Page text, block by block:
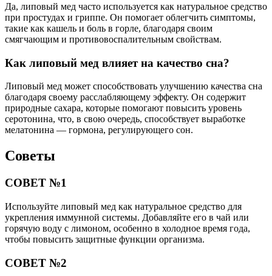
Да, липовый мед часто используется как натуральное средство
при простудах и гриппе. Он помогает облегчить симптомы,
такие как кашель и боль в горле, благодаря своим
смягчающим и противовоспалительным свойствам.
Как липовый мед влияет на качество сна?
Липовый мед может способствовать улучшению качества сна
благодаря своему расслабляющему эффекту. Он содержит
природные сахара, которые помогают повысить уровень
серотонина, что, в свою очередь, способствует выработке
мелатонина — гормона, регулирующего сон.
Советы
СОВЕТ №1
Используйте липовый мед как натуральное средство для
укрепления иммунной системы. Добавляйте его в чай или
горячую воду с лимоном, особенно в холодное время года,
чтобы повысить защитные функции организма.
СОВЕТ №2